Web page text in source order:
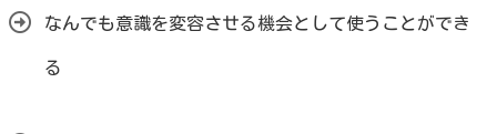
なんでも意識を変容させる機会として使うことができ
る